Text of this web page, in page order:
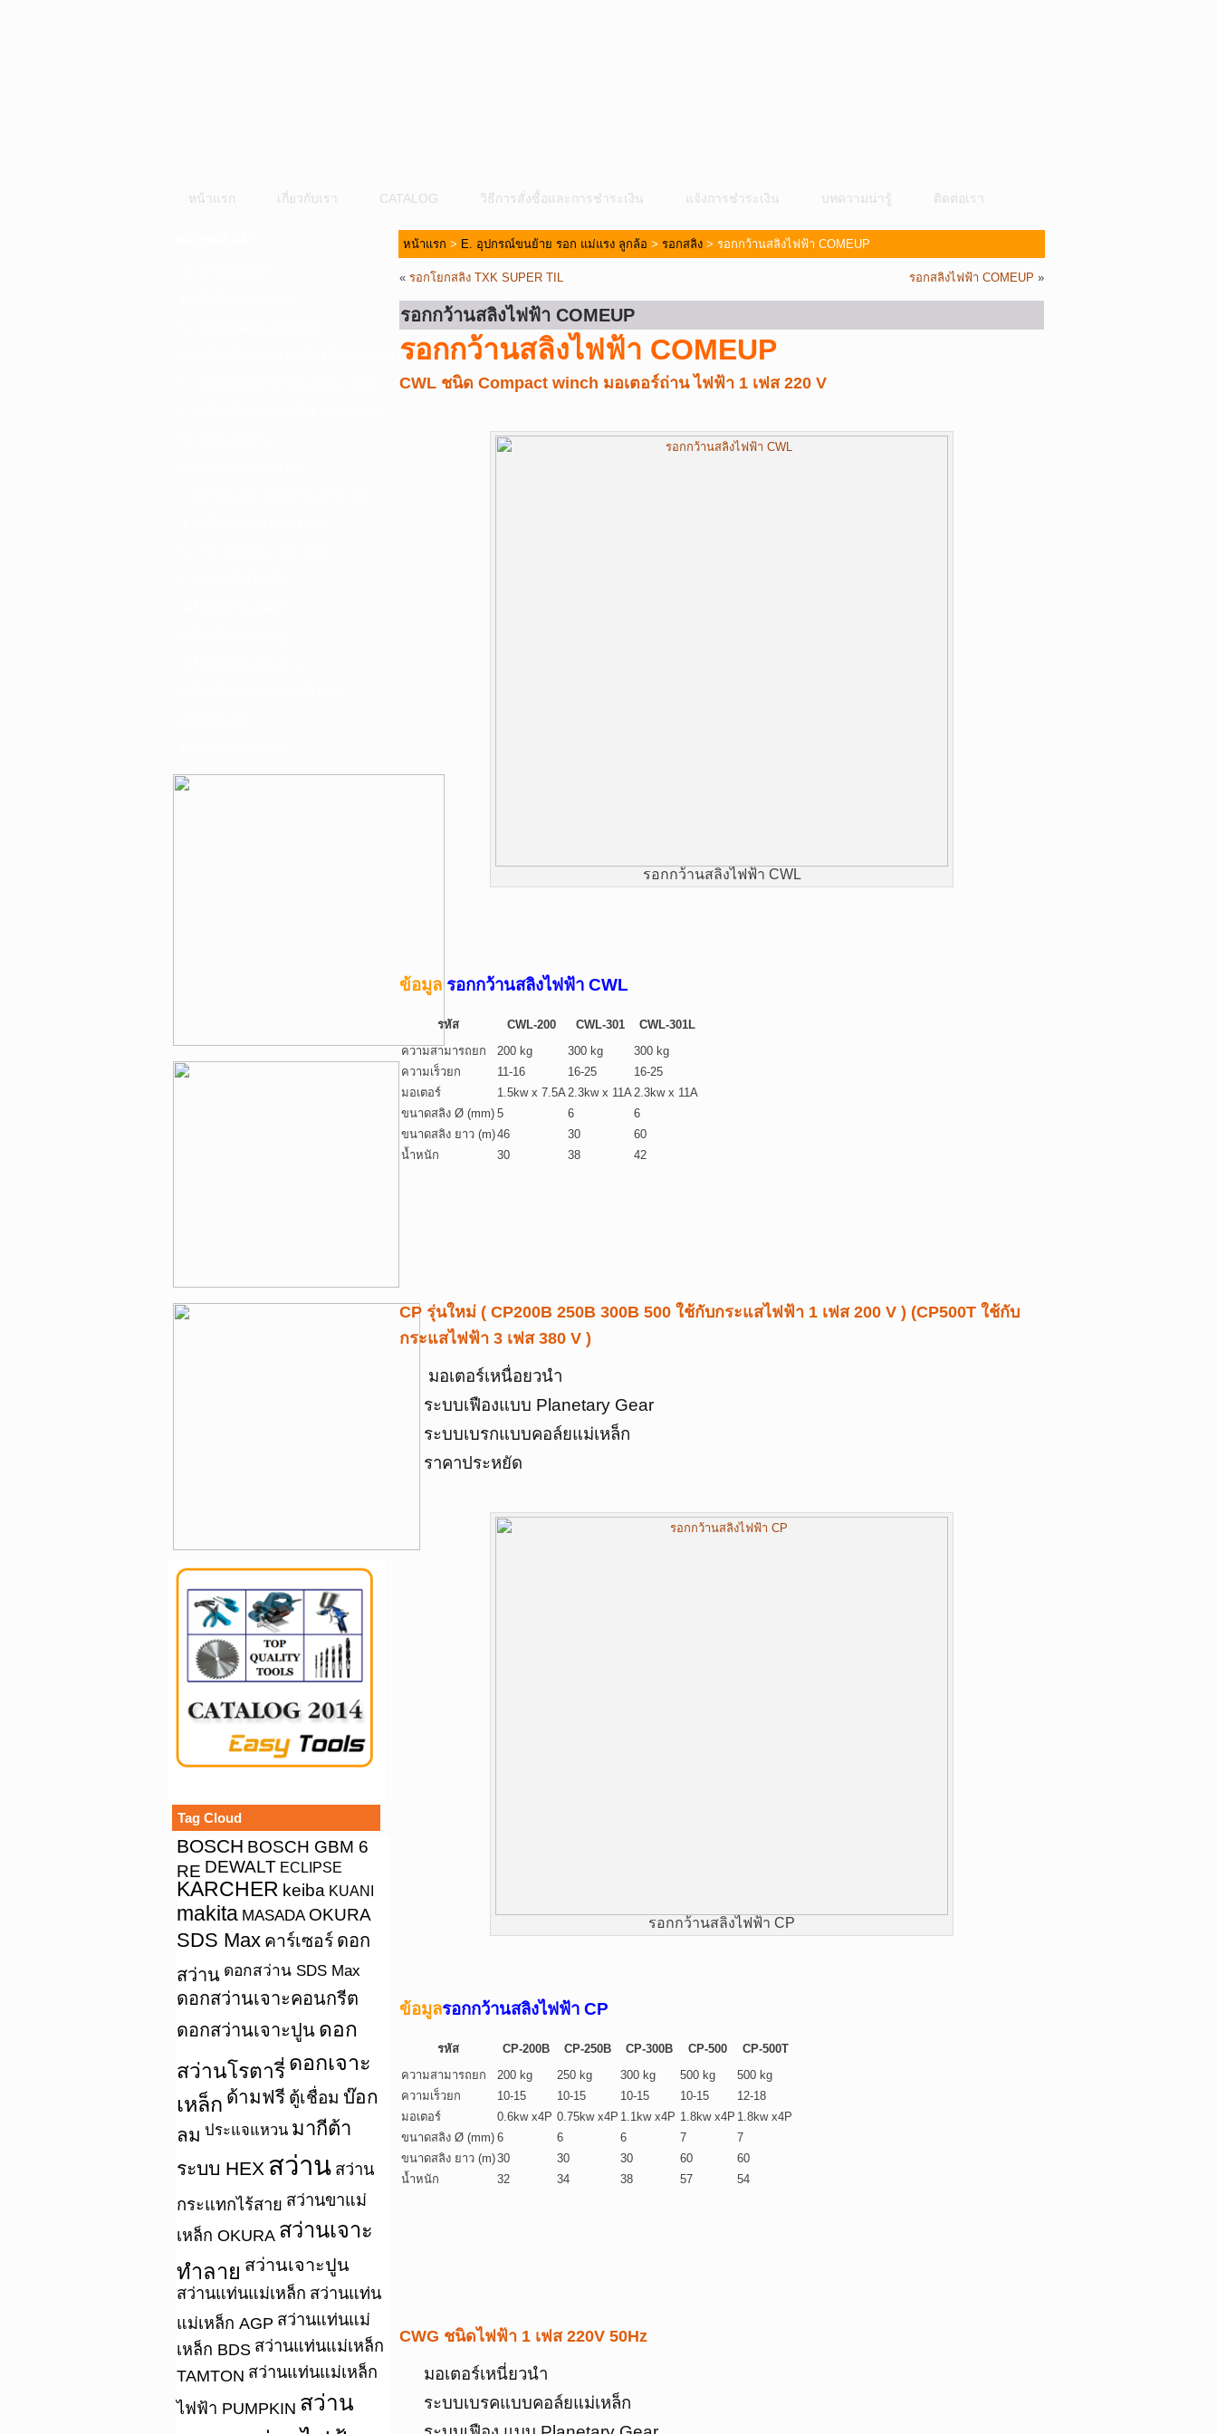
หน้าแรก เกี่ยวกับเรา CATALOG วิธีการสั่งซื้อและการชำระเงิน แจ้งการชำระเงิน บทความน่ารู้ ติดต่อเรา
D. เครื่องมือก่อสร้าง-เครื่องมืออุตสาหกรรม
Tag Cloud
BOSCH BOSCH GBM 6
RE DEWALT ECLIPSE
KARCHER keiba KUANI
makita MASADA OKURA
SDS Max คาร์เซอร์ ดอก
สว่าน ดอกสว่าน SDS Max
ดอกสว่านเจาะคอนกรีต
ดอกสว่านเจาะปูน ดอก
สว่านโรตารี่ ดอกเจาะ
เหล็ก ด้ามฟรี ตู้เชื่อม บ๊อก
ลม ประแจแหวน มากีต้า
ระบบ HEX สว่าน สว่าน
กระแทกไร้สาย สว่านขาแม่
เหล็ก OKURA สว่านเจาะ
ทำลาย สว่านเจาะปูน
สว่านแท่นแม่เหล็ก สว่านแท่น
แม่เหล็ก AGP สว่านแท่นแม่
เหล็ก BDS สว่านแท่นแม่เหล็ก
TAMTON สว่านแท่นแม่เหล็ก
ไฟฟ้า PUMPKIN สว่าน
หน้าแรก > E. อุปกรณ์ขนย้าย รอก แม่แรง ลูกล้อ > รอกสลิง > รอกกว้านสลิงไฟฟ้า COMEUP
« รอกโยกสลิง TXK SUPER TIL รอกสลิงไฟฟ้า COMEUP »
รอกกว้านสลิงไฟฟ้า COMEUP
รอกกว้านสลิงไฟฟ้า COMEUP
CWL ชนิด Compact winch มอเตอร์ถ่าน ไฟฟ้า 1 เฟส 220 V
รอกกว้านสลิงไฟฟ้า CWL
ข้อมูล รอกกว้านสลิงไฟฟ้า CWL
รหัส CWL-200 CWL-301
CWL-301L
ความสามารถยก
200 kg 300 kg
300 kg
ความเร็วยก
11-16 16-25
16-25
มอเตอร์
1.5kw x 7.5A2.3kw x 11A2.3kw x 11A
ขนาดสลิง Ø (mm) 5 6
6
ขนาดสลิง ยาว (m)46 30
60
น้ำหนัก
30 38 42
CP รุ่นใหม่ ( CP200B 250B 300B 500 ใช้กับกระแสไฟฟ้า 1 เฟส 200 V ) (CP500T ใช้กับ
กระแสไฟฟ้า 3 เฟส 380 V )
มอเตอร์เหนื่อยวนำ
ระบบเฟืองแบบ Planetary Gear
ระบบเบรกแบบคอล์ยแม่เหล็ก
ราคาประหยัด
รอกกว้านสลิงไฟฟ้า CP
ข้อมูลรอกกว้านสลิงไฟฟ้า CP
รหัส CP-200B CP-250B CP-300B CP-500
CP-500T
ความสามารถยก
200 kg 250 kg 300 kg 500 kg
500 kg
ความเร็วยก
10-15 10-15 10-15 10-15
12-18
มอเตอร์
0.6kw x4P 0.75kw x4P 1.1kw x4P 1.8kw x4P 1.8kw x4P
ขนาดสลิง Ø (mm) 6 6 6 7
7
ขนาดสลิง ยาว (m)30 30 30 60
60
น้ำหนัก
32 34 38 57 54
CWG ชนิดไฟฟ้า 1 เฟส 220V 50Hz
มอเตอร์เหนี่ยวนำ
ระบบเบรคแบบคอล์ยแม่เหล็ก